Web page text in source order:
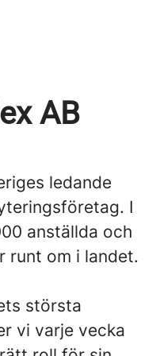
AB
ledande
I
anställda och
runt om i landet.
största
vi varje vecka